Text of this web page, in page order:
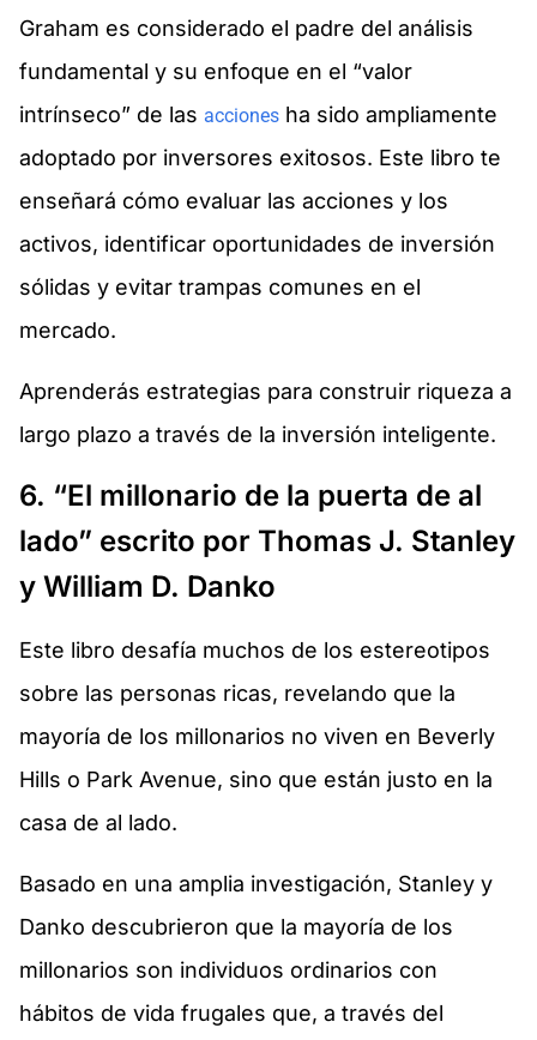
Graham es considerado el padre del análisis
fundamental y su enfoque en el “valor
intrínseco” de las acciones ha sido ampliamente
adoptado por inversores exitosos. Este libro te
enseñará cómo evaluar las acciones y los
activos, identificar oportunidades de inversión
sólidas y evitar trampas comunes en el
mercado.
Aprenderás estrategias para construir riqueza a
largo plazo a través de la inversión inteligente.
6. “El millonario de la puerta de al
lado” escrito por Thomas J. Stanley
y William D. Danko
Este libro desafía muchos de los estereotipos
sobre las personas ricas, revelando que la
mayoría de los millonarios no viven en Beverly
Hills o Park Avenue, sino que están justo en la
casa de al lado.
Basado en una amplia investigación, Stanley y
Danko descubrieron que la mayoría de los
millonarios son individuos ordinarios con
hábitos de vida frugales que, a través del